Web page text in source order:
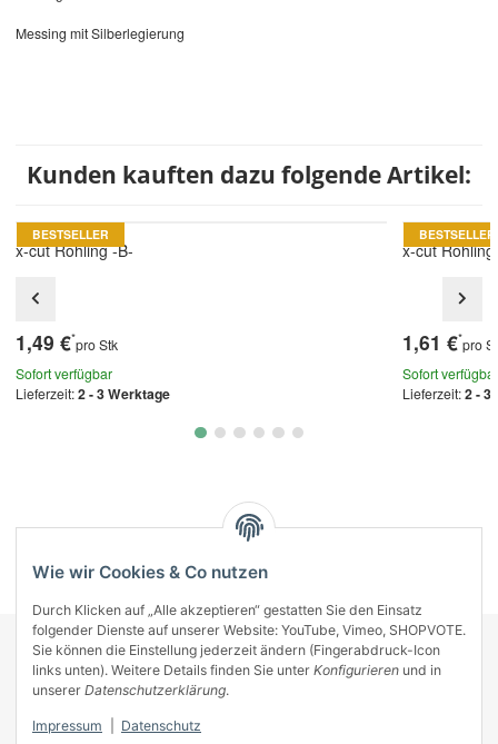
Messing mit Silberlegierung
Kunden kauften dazu folgende Artikel:
BESTSELLER
x-cut Rohling -B-
1,49 €*pro Stk
Sofort verfügbar
Lieferzeit:2 - 3 Werktage
BESTSELLER
x-cut
1,61 €*pro
Sofort verfügbar
Lieferzeit:2 - 3
KONTAKT
INFORMATIONEN
ZAHLUNGSARTEN
Wie wir Cookies & Co nutzen
Durch Klicken auf „Alle akzeptieren“ gestatten Sie den Einsatz
folgender Dienste auf unserer Website: YouTube, Vimeo, SHOPVOTE.
Sie können die Einstellung jederzeit ändern (Fingerabdruck-Icon
links unten). Weitere Details finden Sie unter Konfigurieren und in
unserer Datenschutzerklärung.
Impressum Datenschutz